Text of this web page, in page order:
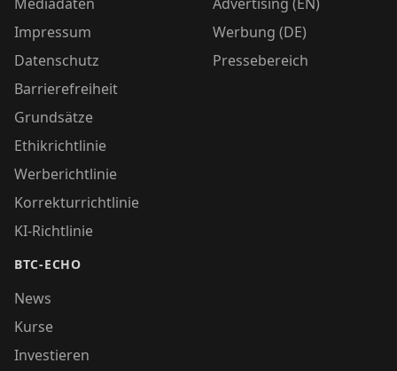
Mediadaten
Impressum
Datenschutz
Barrierefreiheit
Grundsätze
Ethikrichtlinie
Werberichtlinie
Korrekturrichtlinie
KI-Richtlinie
BTC-ECHO
News
Kurse
Investieren
Advertising (EN)
Werbung (DE)
Pressebereich